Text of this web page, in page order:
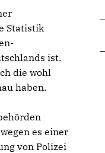
Statistik
ist.
die wohl
haben.
es einer
von Polizei